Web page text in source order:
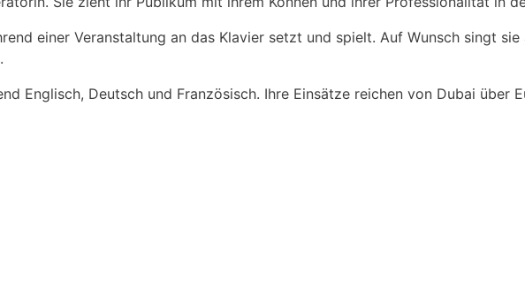
einer Veranstaltung an das Klavier setzt und spielt. Auf Wunsch singt sie
Englisch, Deutsch und Französisch. Ihre Einsätze reichen von Dubai über